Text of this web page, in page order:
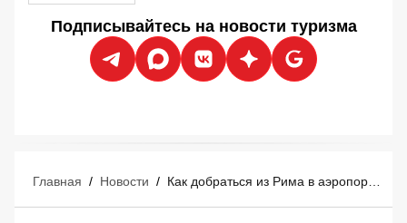
Подписывайтесь на новости туризма
Главная / Новости /